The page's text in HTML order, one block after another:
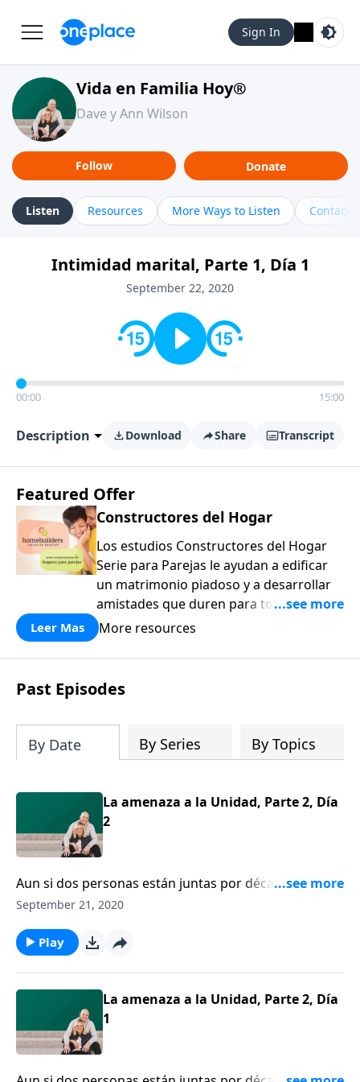
Sign In
Vida en Familia Hoy®
Dave y Ann Wilson
Follow Donate
Listen Resources More Ways to Listen Contact
Intimidad marital, Parte 1, Día 1
September 22, 2020
00:00 15:00
Description Download Share Transcript
Featured Offer
Constructores del Hogar
Los estudios Constructores del Hogar
Serie para Parejas le ayudan a edificar
un matrimonio piadoso y a desarrollar
amistades que duren para toda la vida.
¡Únase a uno de los estudios de grupos
a casa los principios de la Palabra de
Dios para compartirlos con su familia,
su iglesia y su comunidad!
Leer Mas More resources
Past Episodes
By Date By Series By Topics
La amenaza a la Unidad, Parte 2, Día
2
Aun si dos personas están juntas por décadas, si
solamente viven bajo el mismo techo, se están
matrimonio. Dennis Rainey habla sobre las cinco
razones por las que fracasan los matrimonios.
September 21, 2020
Play
La amenaza a la Unidad, Parte 2, Día
1